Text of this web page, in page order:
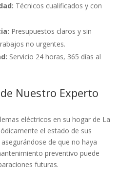
Técnicos cualificados y con
Presupuestos claros y sin
no urgentes.
Servicio 24 horas, 365 días al
Nuestro Experto
eléctricos en su hogar de La
el estado de sus
de que no haya
preventivo puede
futuras.